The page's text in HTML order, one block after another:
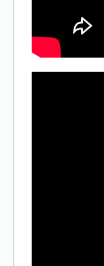
Only play at
amount on